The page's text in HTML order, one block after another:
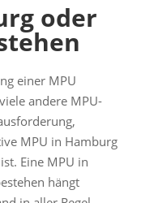
oder
einer MPU
andere MPU-
MPU in Hamburg
Eine MPU in
hängt